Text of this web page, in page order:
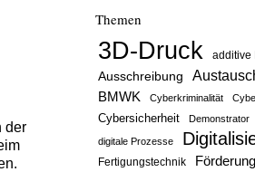
der
Themen
3D-Druck additive
Ausschreibung
BMWK Cyberkriminalität
Cybersicherheit Demonstrator
digitale Prozesse
Fertigungstechnik Förderung